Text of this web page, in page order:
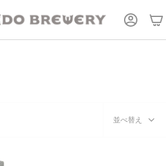
ア
ウ
並
並べ替え